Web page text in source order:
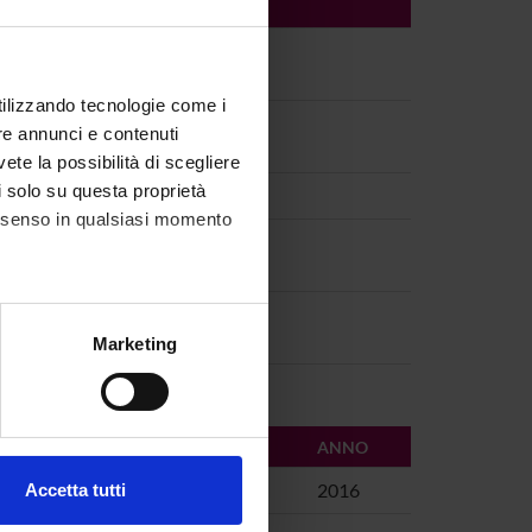
tecnologie come i
annunci e contenuti
la possibilità di scegliere
su questa proprietà
in qualsiasi momento
metro,Marketing
Accetta tutti
ANNO
2016